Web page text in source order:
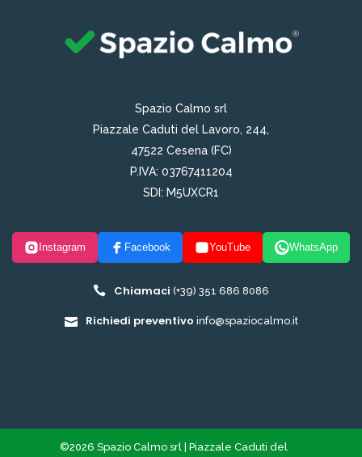
Spazio Calmo srl
Piazzale Caduti del Lavoro, 244,
47522 Cesena (FC)
P.IVA: 03767411204
SDI: M5UXCR1
Instagram Facebook YouTube WhatsApp
Chiamaci (+39) 351 686 8086
Richiedi preventivo info@spaziocalmo.it
©2026 Spazio Calmo srl | Piazzale Caduti del